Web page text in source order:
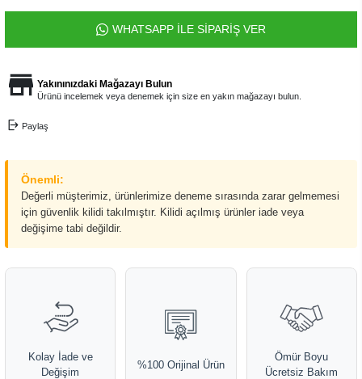
WHATSAPP İLE SİPARİŞ VER
Yakınınızdaki Mağazayı Bulun
Ürünü incelemek veya denemek için size en yakın mağazayı bulun.
Paylaş
Önemli:
Değerli müşterimiz, ürünlerimize deneme sırasında zarar gelmemesi
için güvenlik kilidi takılmıştır. Kilidi açılmış ürünler iade veya
değişime tabi değildir.
Kolay İade ve
Değişim
%100 Orijinal Ürün
Ömür Boyu
Ücretsiz Bakım